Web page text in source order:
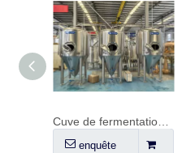
Cuve de fermentation FV de 20 hl (2 000 L)